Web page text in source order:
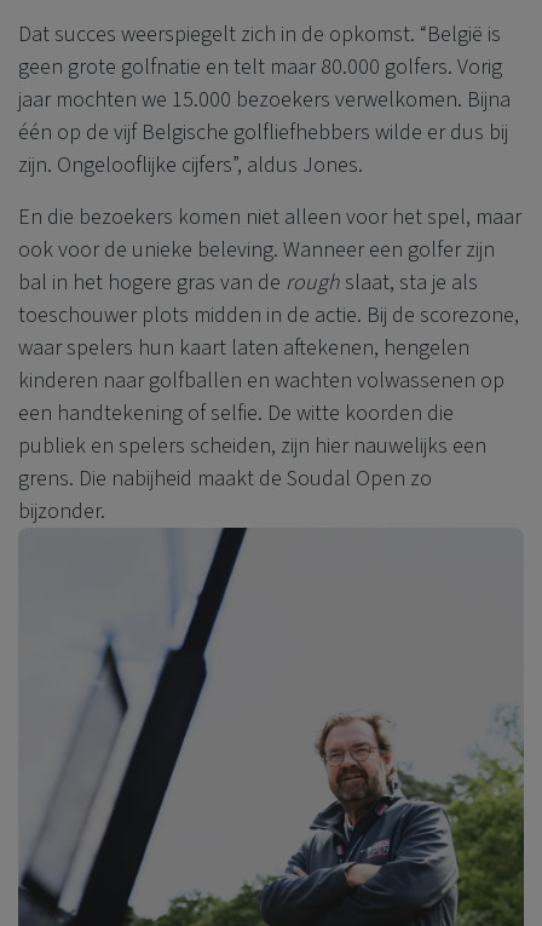
Dat succes weerspiegelt zich in de opkomst. “België is
geen grote golfnatie en telt maar 80.000 golfers. Vorig
jaar mochten we 15.000 bezoekers verwelkomen. Bijna
één op de vijf Belgische golfliefhebbers wilde er dus bij
zijn. Ongelooflijke cijfers”, aldus Jones.
En die bezoekers komen niet alleen voor het spel, maar
ook voor de unieke beleving. Wanneer een golfer zijn
bal in het hogere gras van de rough slaat, sta je als
toeschouwer plots midden in de actie. Bij de scorezone,
waar spelers hun kaart laten aftekenen, hengelen
kinderen naar golfballen en wachten volwassenen op
een handtekening of selfie. De witte koorden die
publiek en spelers scheiden, zijn hier nauwelijks een
grens. Die nabijheid maakt de Soudal Open zo
bijzonder.